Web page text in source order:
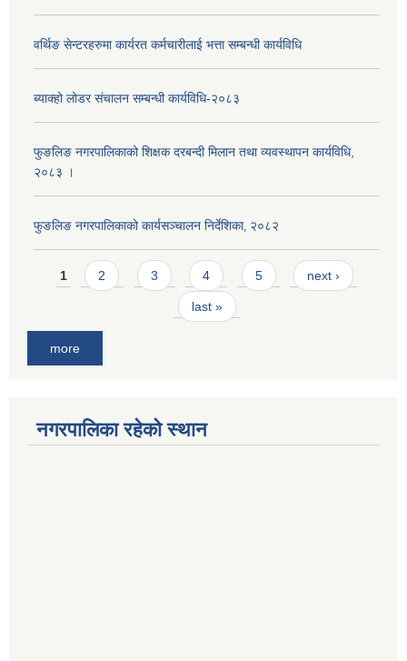
वर्थिङ सेन्टरहरुमा कार्यरत कर्मचारीलाई भत्ता सम्बन्धी कार्यविधि
ब्याक्हो लोडर संचालन सम्बन्धी कार्यविधि-२०८३
फुङलिङ नगरपालिकाको शिक्षक दरबन्दी मिलान तथा व्यवस्थापन कार्यविधि,
२०८३ ।
फुङलिङ नगरपालिकाको कार्यसञ्चालन निर्देशिका‚ २०८२
Pages
1 2 3 4 5 next ›
last »
more
नगरपालिका रहेको स्थान